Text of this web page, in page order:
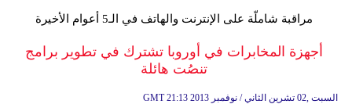
وموسيقى
أزياء
مراقبة شاملّة على الإنترنت والهاتف في الـ5 أعوام الأخيرة
أجهزة المخابرات في أوروبا تشترك في تطوير برامج
تنصُت هائلة
GMT 21:13 2013 السبت ,02 تشرين الثاني / نوفمبر